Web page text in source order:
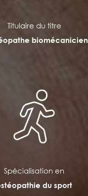
Titulaire du titre
biomécanicien
Spécialisation en
du sport